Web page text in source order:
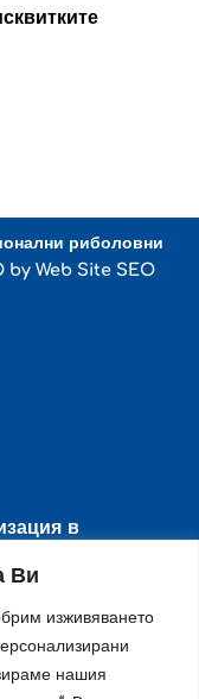
Ви
изживяването
нашия
риболовни
by Web Site SEO
в
няма да се
период ще
по реда на